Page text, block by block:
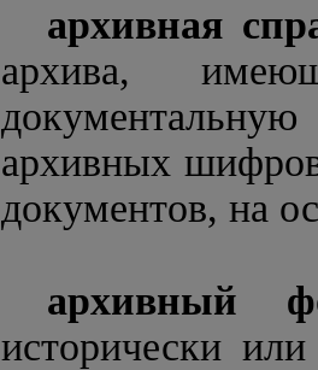
архивная
архива,
архивных
документов, на
архивный
исторически